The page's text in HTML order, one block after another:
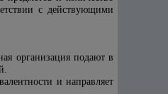
с действующими
организация подают в
и направляет